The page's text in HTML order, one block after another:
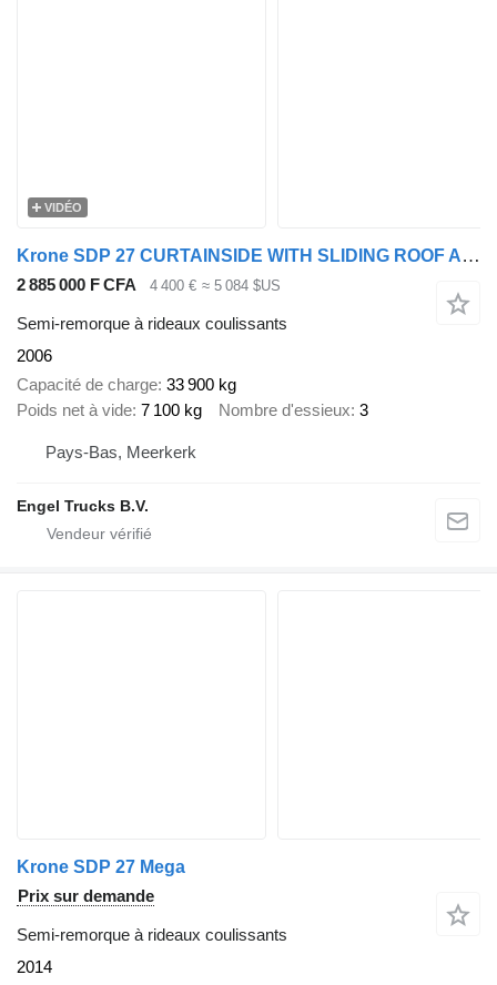
VIDÉO
Krone SDP 27 CURTAINSIDE WITH SLIDING ROOF APK/TUV 08-2027 (SAF AXLES
2 885 000 F CFA 4 400 € ≈ 5 084 $US
Semi-remorque à rideaux coulissants
2006
Capacité de charge 33 900 kg
Poids net à vide 7 100 kg Nombre d'essieux 3
Pays-Bas, Meerkerk
Engel Trucks B.V.
Krone SDP 27 Mega
Prix sur demande
Semi-remorque à rideaux coulissants
2014